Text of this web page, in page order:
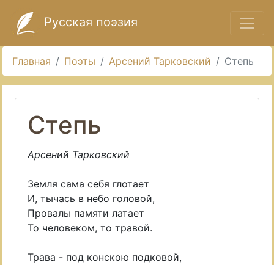
Русская поэзия
Главная Поэты Арсений Тарковский Степь
Степь
Арсений Тарковский
Земля сама себя глотает
И, тычась в небо головой,
Провалы памяти латает
То человеком, то травой.
Трава - под конскою подковой,